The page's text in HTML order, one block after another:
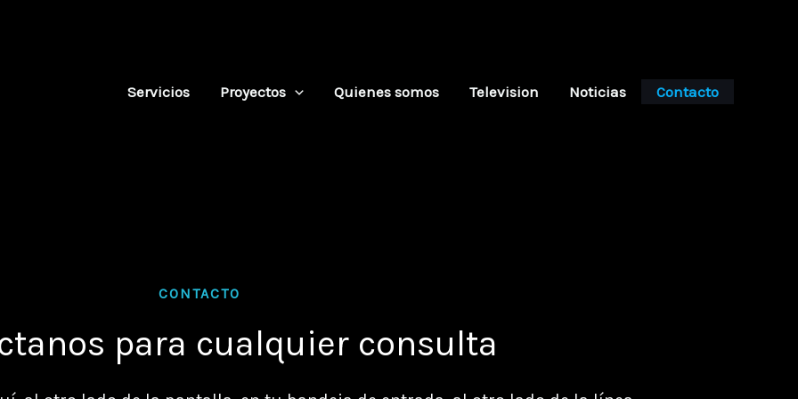
Servicios
Proyectos Quienes somos Television Noticias Contacto
CONTACTO
para cualquier consulta